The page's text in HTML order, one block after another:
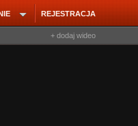
REJESTRACJA
+ dodaj wideo